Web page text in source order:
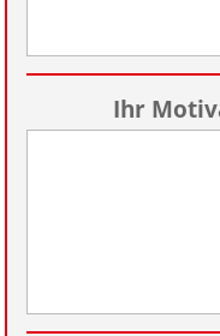
Ihr